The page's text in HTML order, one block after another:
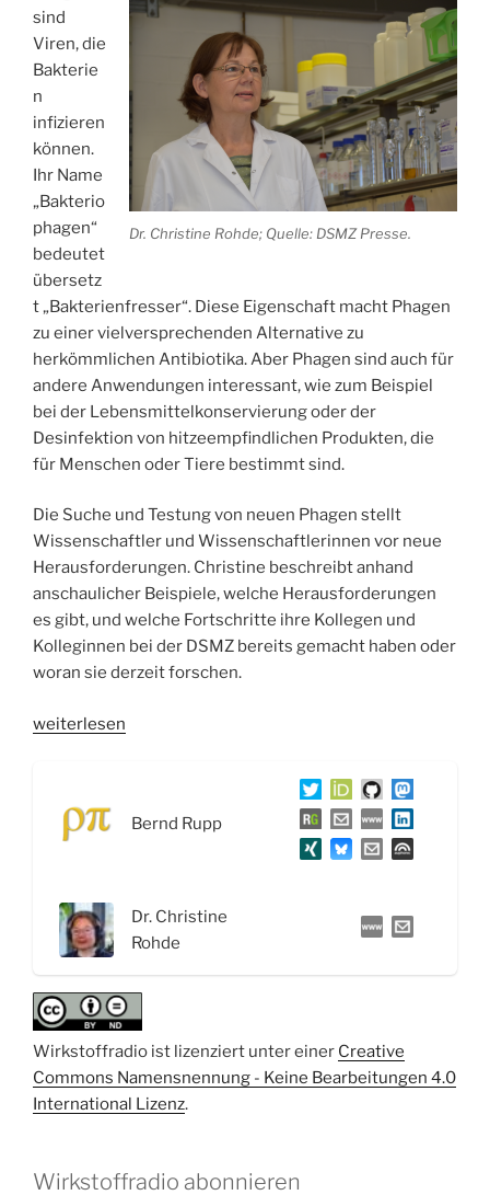
Dr. Christine Rohde; Quelle: DSMZ Presse.
sind
Viren, die
Bakterie
n
infizieren
können.
Ihr Name
„Bakterio
phagen“
bedeutet
übersetz
t „Bakterienfresser“. Diese Eigenschaft macht Phagen
zu einer vielversprechenden Alternative zu
herkömmlichen Antibiotika. Aber Phagen sind auch für
andere Anwendungen interessant, wie zum Beispiel
bei der Lebensmittelkonservierung oder der
Desinfektion von hitzeempfindlichen Produkten, die
für Menschen oder Tiere bestimmt sind.
Die Suche und Testung von neuen Phagen stellt
Wissenschaftler und Wissenschaftlerinnen vor neue
Herausforderungen. Christine beschreibt anhand
anschaulicher Beispiele, welche Herausforderungen
es gibt, und welche Fortschritte ihre Kollegen und
Kolleginnen bei der DSMZ bereits gemacht haben oder
woran sie derzeit forschen.
„WSR065
Interview
Christine
weiterlesen
Bernd Rupp
Dr. Christine
Rohde
Wirkstoffradio ist lizenziert unter einer Creative
Commons Namensnennung - Keine Bearbeitungen 4.0
International Lizenz.
Wirkstoffradio abonnieren